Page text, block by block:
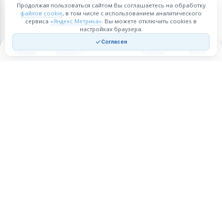
Главная Закладки Корзина Войти
Продолжая пользоваться сайтом Вы соглашаетесь на обработку
файлов cookie, в том числе с использованием аналитического
сервиса «Яндекс Метрика». Вы можете отключить cookies в
настройках браузера.
Согласен